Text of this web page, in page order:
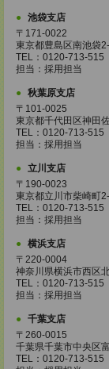
池袋支店
〒171-0022
東京都豊島区南池袋
TEL：0120-713-515
担当：採用担当
秋葉原支店
〒101-0025
東京都千代田区神田
TEL：0120-713-515
担当：採用担当
立川支店
〒190-0023
東京都立川市柴崎町
TEL：0120-713-515
担当：採用担当
横浜支店
〒220-0004
神奈川県横浜市西区
TEL：0120-713-515
担当：採用担当
千葉支店
〒260-0015
千葉県千葉市中央区
TEL：0120-713-515